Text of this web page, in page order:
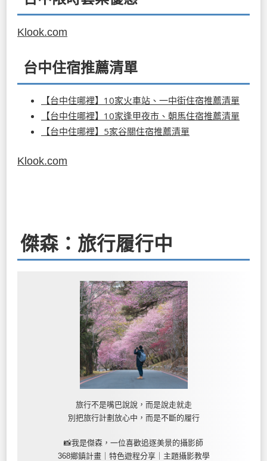
Klook.com
台中住宿推薦清單
【台中住哪裡】10家火車站、一中街住宿推薦清單
【台中住哪裡】10家逢甲夜市、朝馬住宿推薦清單
【台中住哪裡】5家谷關住宿推薦清單
Klook.com
傑森：旅行履行中
旅行不是嘴巴說說，而是說走就走
別把旅行計劃放心中，而是不斷的履行
📸我是傑森，一位喜歡追逐美景的攝影師
368鄉鎮計畫｜特色遊程分享｜主題攝影教學